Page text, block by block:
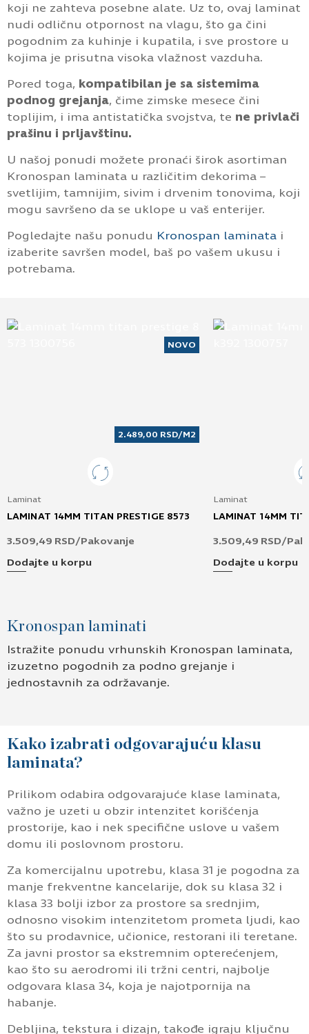
koji ne zahteva posebne alate. Uz to, ovaj laminat
nudi odličnu otpornost na vlagu, što ga čini
pogodnim za kuhinje i kupatila, i sve prostore u
kojima je prisutna visoka vlažnost vazduha.
Pored toga, kompatibilan je sa sistemima
podnog grejanja, čime zimske mesece čini
toplijim, i ima antistatička svojstva, te ne privlači
prašinu i prljavštinu.
U našoj ponudi možete pronaći širok asortiman
Kronospan laminata u različitim dekorima –
svetlijim, tamnijim, sivim i drvenim tonovima, koji
mogu savršeno da se uklope u vaš enterijer.
Pogledajte našu ponudu Kronospan laminata i
izaberite savršen model, baš po vašem ukusu i
potrebama.
NOVO
2.489,00 RSD/M2
Laminat
LAMINAT 14MM TITAN PRESTIGE 8573
3.509,49 RSD/Pakovanje
Dodajte u korpu
Laminat
LAMINAT 14MM
3.509,49 RSD/
Dodajte u korpu
Kronospan laminati
Istražite ponudu vrhunskih Kronospan laminata,
izuzetno pogodnih za podno grejanje i
jednostavnih za održavanje.
Kako izabrati odgovarajuću klasu
laminata?
Prilikom odabira odgovarajuće klase laminata,
važno je uzeti u obzir intenzitet korišćenja
prostorije, kao i nek specifične uslove u vašem
domu ili poslovnom prostoru.
Za komercijalnu upotrebu, klasa 31 je pogodna za
manje frekventne kancelarije, dok su klasa 32 i
klasa 33 bolji izbor za prostore sa srednjim,
odnosno visokim intenzitetom prometa ljudi, kao
što su prodavnice, učionice, restorani ili teretane.
Za javni prostor sa ekstremnim opterećenjem,
kao što su aerodromi ili tržni centri, najbolje
odgovara klasa 34, koja je najotpornija na
habanje.
Debljina, tekstura i dizajn, takođe igraju ključnu